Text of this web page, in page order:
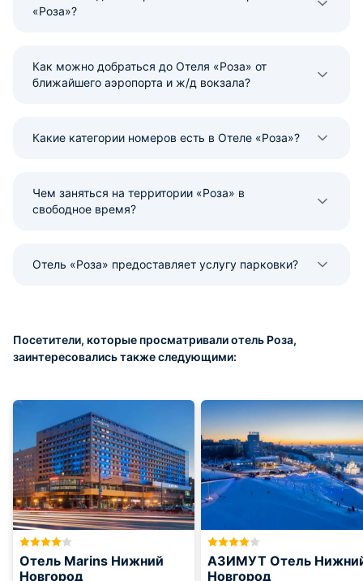
«Роза»?
Как можно добраться до Отеля «Роза» от
ближайшего аэропорта и ж/д вокзала?
Какие категории номеров есть в Отеле «Роза»?
Чем заняться на территории «Роза» в
свободное время?
Отель «Роза» предоставляет услугу парковки?
Посетители, которые просматривали отель Роза,
заинтересовались также следующими:
Отель Marins Нижний
Новгород
АЗИМУТ Отель
Новгород